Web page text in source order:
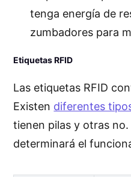
tenga energía de
zumbadores para
Etiquetas RFID
Las etiquetas RFID
Existen diferentes
tienen pilas y otras no.
determinará el